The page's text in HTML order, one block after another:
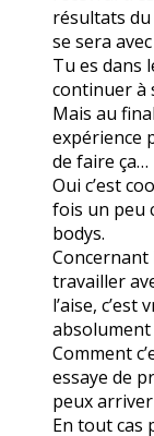
résultats
se sera
Tu es dans
continuer à
Mais au
expérience
de faire ça…
Oui c’est
fois un peu
bodys.
Concernant
travailler
l’aise,
absolument
Comment
essaye de
peux
En tout cas